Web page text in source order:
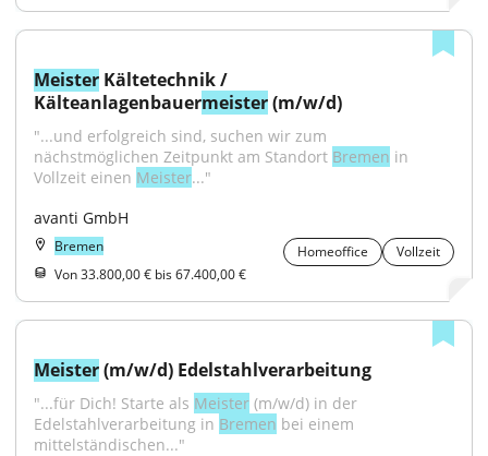
Meister Kältetechnik /
Kälteanlagenbauermeister (m/w/d)
"...und erfolgreich sind, suchen wir zum
nächstmöglichen Zeitpunkt am Standort Bremen in
Vollzeit einen Meister..."
avanti GmbH
Bremen Homeoffice
Vollzeit
Von 33.800,00 € bis 67.400,00 €
Meister (m/w/d) Edelstahlverarbeitung
"...für Dich! Starte als Meister (m/w/d) in der
Edelstahlverarbeitung in Bremen bei einem
mittelständischen..."